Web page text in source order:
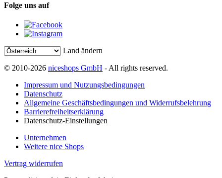
Folge uns auf
Land ändern
© 2010-2026 niceshops GmbH - All rights reserved.
Impressum und Nutzungsbedingungen
Datenschutz
Allgemeine Geschäftsbedingungen und Widerrufsbelehrung
Barrierefreiheitserklärung
Datenschutz-Einstellungen
Unternehmen
Weitere nice Shops
Vertrag widerrufen